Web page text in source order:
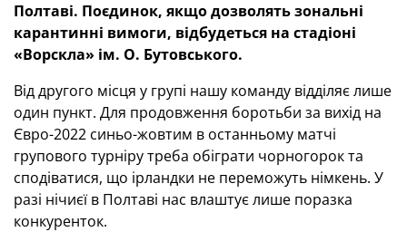
Полтаві. Поєдинок, якщо дозволять зональні
карантинні вимоги, відбудеться на стадіоні
«Ворскла» ім. О. Бутовського.
Від другого місця у групі нашу команду відділяє лише
один пункт. Для продовження боротьби за вихід на
Євро-2022 синьо-жовтим в останньому матчі
групового турніру треба обіграти чорногорок та
сподіватися, що ірландки не переможуть німкень. У
разі нічиєї в Полтаві нас влаштує лише поразка
конкуренток.